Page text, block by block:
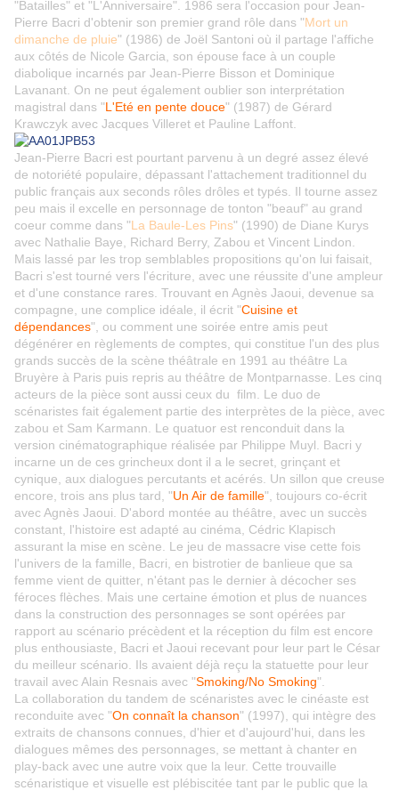
"Batailles" et "L'Anniversaire". 1986 sera l'occasion pour Jean-
Pierre Bacri d'obtenir son premier grand rôle dans "Mort un
dimanche de pluie" (1986) de Joël Santoni où il partage l'affiche
aux côtés de Nicole Garcia, son épouse face à un couple
diabolique incarnés par Jean-Pierre Bisson et Dominique
Lavanant. On ne peut également oublier son interprétation
magistral dans "L'Eté en pente douce" (1987) de Gérard
Krawczyk avec Jacques Villeret et Pauline Laffont.
Jean-Pierre Bacri est pourtant parvenu à un degré assez élevé
de notoriété populaire, dépassant l'attachement traditionnel du
public français aux seconds rôles drôles et typés. Il tourne assez
peu mais il excelle en personnage de tonton "beauf" au grand
coeur comme dans "La Baule-Les Pins" (1990) de Diane Kurys
avec Nathalie Baye, Richard Berry, Zabou et Vincent Lindon.
Mais lassé par les trop semblables propositions qu'on lui faisait,
Bacri s'est tourné vers l'écriture, avec une réussite d'une ampleur
et d'une constance rares. Trouvant en Agnès Jaoui, devenue sa
compagne, une complice idéale, il écrit "Cuisine et
dépendances", ou comment une soirée entre amis peut
dégénérer en règlements de comptes, qui constitue l'un des plus
grands succès de la scène théâtrale en 1991 au théâtre La
Bruyère à Paris puis repris au théâtre de Montparnasse. Les cinq
acteurs de la pièce sont aussi ceux du film. Le duo de
scénaristes fait également partie des interprètes de la pièce, avec
zabou et Sam Karmann. Le quatuor est renconduit dans la
version cinématographique réalisée par Philippe Muyl. Bacri y
incarne un de ces grincheux dont il a le secret, grinçant et
cynique, aux dialogues percutants et acérés. Un sillon que creuse
encore, trois ans plus tard, "Un Air de famille", toujours co-écrit
avec Agnès Jaoui. D'abord montée au théâtre, avec un succès
constant, l'histoire est adapté au cinéma, Cédric Klapisch
assurant la mise en scène. Le jeu de massacre vise cette fois
l'univers de la famille, Bacri, en bistrotier de banlieue que sa
femme vient de quitter, n'étant pas le dernier à décocher ses
féroces flèches. Mais une certaine émotion et plus de nuances
dans la construction des personnages se sont opérées par
rapport au scénario précèdent et la réception du film est encore
plus enthousiaste, Bacri et Jaoui recevant pour leur part le César
du meilleur scénario. Ils avaient déjà reçu la statuette pour leur
travail avec Alain Resnais avec "Smoking/No Smoking".
La collaboration du tandem de scénaristes avec le cinéaste est
reconduite avec "On connaît la chanson" (1997), qui intègre des
extraits de chansons connues, d'hier et d'aujourd'hui, dans les
dialogues mêmes des personnages, se mettant à chanter en
play-back avec une autre voix que la leur. Cette trouvaille
scénaristique et visuelle est plébiscitée tant par le public que la